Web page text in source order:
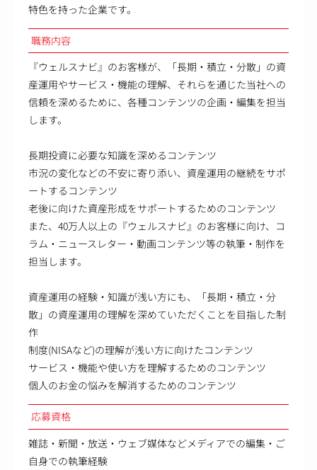
特色を持った企業です。
職務内容
『ウェルスナビ』のお客様が、「長期・積立・分散」の資
産運用やサービス・機能の理解、それらを通じた当社への
信頼を深めるために、各種コンテンツの企画・編集を担当
します。
長期投資に必要な知識を深めるコンテンツ
市況の変化などの不安に寄り添い、資産運用の継続をサポ
ートするコンテンツ
老後に向けた資産形成をサポートするためのコンテンツ
また、40万人以上の『ウェルスナビ』のお客様に向け、コ
ラム・ニュースレター・動画コンテンツ等の執筆・制作を
担当します。
資産運用の経験・知識が浅い方にも、「長期・積立・分
散」の資産運用の理解を深めていただくことを目指した制
作
制度(NISAなど)の理解が浅い方に向けたコンテンツ
サービス・機能や使い方を理解するためのコンテンツ
個人のお金の悩みを解消するためのコンテンツ
応募資格
雑誌・新聞・放送・ウェブ媒体などメディアでの編集・ご
自身での執筆経験